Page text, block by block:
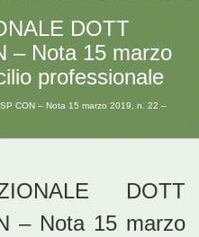
DOTT
– Nota 15 marzo
professionale
CON – Nota 15 marzo 2019, n. 22 –
DOTT
– Nota 15 marzo